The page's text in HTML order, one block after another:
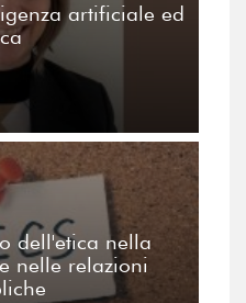
artificiale ed
dell'etica nella
nelle relazioni